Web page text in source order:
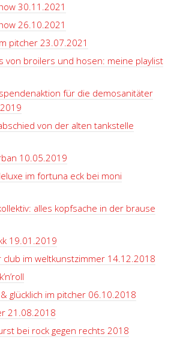
30.11.2021
26.10.2021
pitcher 23.07.2021
von broilers und hosen: meine playlist
für die demosanitäter
von der alten tankstelle
10.05.2019
im fortuna eck bei moni
alles kopfsache in der brause
19.01.2019
club im weltkunstzimmer 14.12.2018
glücklich im pitcher 06.10.2018
21.08.2018
bei rock gegen rechts 2018